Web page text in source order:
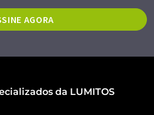
AGORA
da LUMITOS